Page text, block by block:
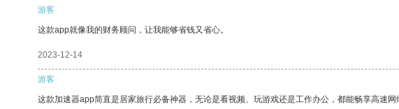
游客
这款app就像我的财务顾问，让我能够省钱又省心。
2023-12-14
游客
这款加速器app简直是居家旅行必备神器，无论是看视频、玩游戏还是工作办公，都能畅享高速